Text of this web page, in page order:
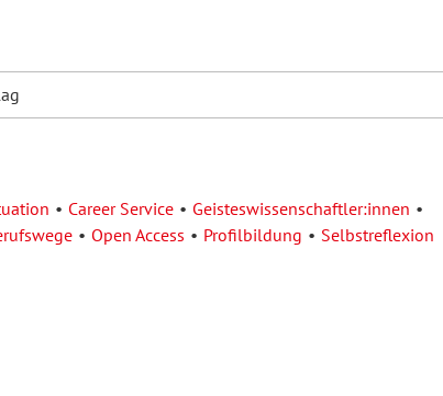
Career Service
Geisteswissenschaftler:innen
Open Access Profilbildung Selbstreflexion